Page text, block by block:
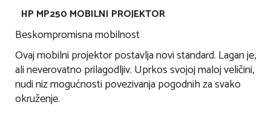
HP MP250 MOBILNI PROJEKTOR
Beskompromisna mobilnost
Ovaj mobilni projektor postavlja novi standard. Lagan je,
ali neverovatno prilagodljiv. Uprkos svojoj maloj veličini,
nudi niz mogućnosti povezivanja pogodnih za svako
okruženje.